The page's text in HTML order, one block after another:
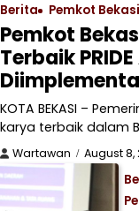
Berita Pemkot Bekasi
Pemkot
Terbaik
KOTA BEKASI –
karya terbaik dalam
Wartawan August 8,